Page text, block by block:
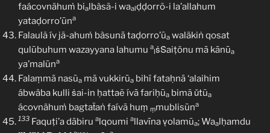
faácovnähuṁ bialbàsã-i waalḍḍorrõ-i la’allahum
yataḍorro’ūna
Falaulã ív jã-ahuṁ bàsunā taḍorro’ūa waläkiṅ qosat
qulūbuhum wazayyana lahumu a
lṡṠaiṭönu mā kānūa
ya’malūna
Falaṃmā nasūa mā vukkirūa bihï fataḥnā ‘alaihim
ábwäba kulli ṡai-in ḥattaẽ ívā fariḥūa bimã ǔtũa
ácovnähuṁ bagtaẗaṅ faívā huṃ ṃmublisūna
133 Faquṭi’a dābiru alqoumi allavīna ṿolamūa; Waalḥamdu